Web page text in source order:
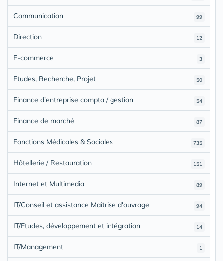
99
Communication
12
Direction
3
E-commerce
50
Etudes, Recherche, Projet
54
Finance d'entreprise compta / gestion
87
Finance de marché
735
Fonctions Médicales & Sociales
151
Hôtellerie / Restauration
89
Internet et Multimedia
94
IT/Conseil et assistance Maîtrise d'ouvrage
14
IT/Etudes, développement et intégration
1
IT/Management